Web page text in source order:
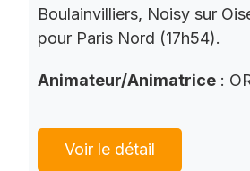
Boulainvilliers, Noisy sur
pour Paris Nord (17h54).
Animateur/Animatrice :
Voir le détail